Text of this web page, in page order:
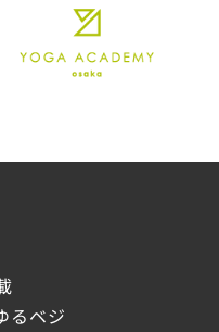
るベジ